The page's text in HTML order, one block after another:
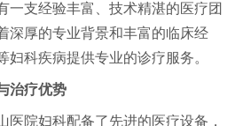
支经验丰富、技术精湛的医疗团
深厚的专业背景和丰富的临床经
妇科疾病提供专业的诊疗服务。
疗优势
院妇科配备了先进的医疗设备，